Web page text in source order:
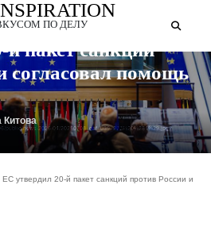
ПО ДЕЛУ
news-2026-04/20250708_gaf_u39_277%20%284%29.jpg?
пакет санкций
согласовал помощь
Китова
ЕС утвердил 20-й пакет санкций против России и